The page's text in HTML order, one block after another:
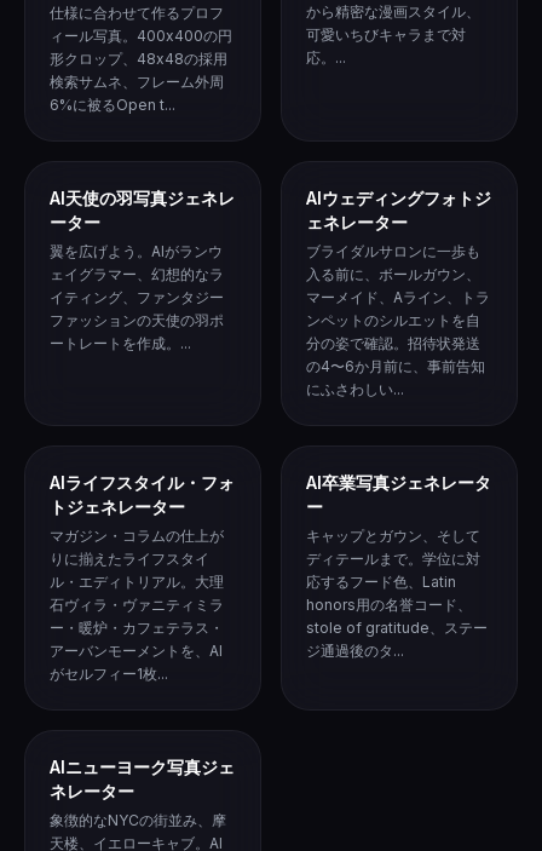
仕様に合わせて作るプロフ
ィール写真。400x400の円
形クロップ、48x48の採用
検索サムネ、フレーム外周
6%に被るOpen t...
から精密な漫画スタイル、
可愛いちびキャラまで対
応。...
AI天使の羽写真ジェネレ
ーター
翼を広げよう。AIがランウ
ェイグラマー、幻想的なラ
イティング、ファンタジー
ファッションの天使の羽ポ
ートレートを作成。...
AIウェディングフォトジ
ェネレーター
ブライダルサロンに一歩も
入る前に、ボールガウン、
マーメイド、Aライン、トラ
ンペットのシルエットを自
分の姿で確認。招待状発送
の4〜6か月前に、事前告知
にふさわしい...
AIライフスタイル・フォ
トジェネレーター
マガジン・コラムの仕上が
りに揃えたライフスタイ
ル・エディトリアル。大理
石ヴィラ・ヴァニティミラ
ー・暖炉・カフェテラス・
アーバンモーメントを、AI
がセルフィー1枚...
AI卒業写真ジェネレータ
ー
キャップとガウン、そして
ディテールまで。学位に対
応するフード色、Latin
honors用の名誉コード、
stole of gratitude、ステー
ジ通過後のタ...
AIニューヨーク写真ジェ
ネレーター
象徴的なNYCの街並み、摩
天楼、イエローキャブ。AI